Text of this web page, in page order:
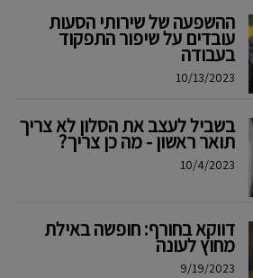
ההשפעה של שירותי הסעות
עובדים על שיפור התפקוד
בעבודה
10/13/2023
בשביל לעצב את הסלון לא צריך
תואר ראשון - מה כן צריך?
10/4/2023
דווקא בחורף: חופשה באילת
מחוץ לעונה
9/19/2023